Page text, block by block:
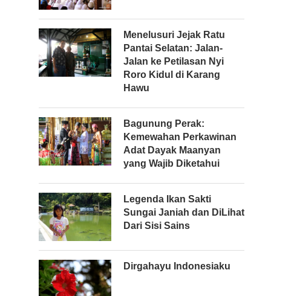
Menelusuri Jejak Ratu
Pantai Selatan: Jalan-
Jalan ke Petilasan Nyi
Roro Kidul di Karang
Hawu
Bagunung Perak:
Kemewahan Perkawinan
Adat Dayak Maanyan
yang Wajib Diketahui
Legenda Ikan Sakti
Sungai Janiah dan DiLihat
Dari Sisi Sains
Dirgahayu Indonesiaku